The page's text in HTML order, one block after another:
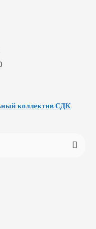
коллектив СДК